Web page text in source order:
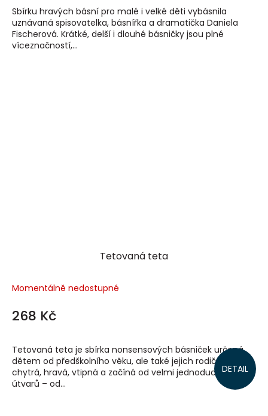
Sbírku hravých básní pro malé i velké děti vybásnila
uznávaná spisovatelka, básnířka a dramatička Daniela
Fischerová. Krátké, delší i dlouhé básničky jsou plné
víceznačností,...
Tetovaná teta
Momentálně nedostupné
268 Kč
DETAIL
Tetovaná teta je sbírka nonsensových básniček určená
dětem od předškolního věku, ale také jejich rodičům! Je
chytrá, hravá, vtipná a začíná od velmi jednoduchých
útvarů – od...